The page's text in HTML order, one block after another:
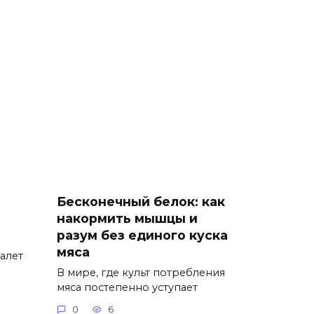
Бесконечный белок: как
накормить мышцы и
разум без единого куска
мяса
В мире, где культ потребления
мяса постепенно уступает
0 6